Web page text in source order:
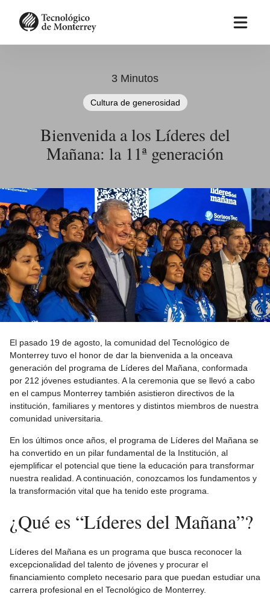
contenido
3 Minutos
Cultura de generosidad
Bienvenida a los Líderes del
Mañana: la 11ª generación
El pasado 19 de agosto, la comunidad del Tecnológico de
Monterrey tuvo el honor de dar la bienvenida a la onceava
generación del programa de Líderes del Mañana, conformada
por 212 jóvenes estudiantes. A la ceremonia que se llevó a cabo
en el campus Monterrey también asistieron directivos de la
institución, familiares y mentores y distintos miembros de nuestra
comunidad universitaria.
En los últimos once años, el programa de Líderes del Mañana se
ha convertido en un pilar fundamental de la Institución, al
ejemplificar el potencial que tiene la educación para transformar
nuestra realidad. A continuación, conozcamos los fundamentos y
la transformación vital que ha tenido este programa.
¿Qué es “Líderes del Mañana”?
Líderes del Mañana es un programa que busca reconocer la
excepcionalidad del talento de jóvenes y procurar el
financiamiento completo necesario para que puedan estudiar una
carrera profesional en el Tecnológico de Monterrey.